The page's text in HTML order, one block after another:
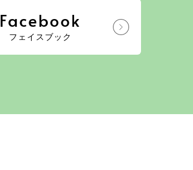
Facebook
フェイスブック